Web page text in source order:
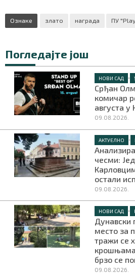
Ознаке злато награда ПУ
Погледајте још
НОВИ САД •
Срђан
комичар
августа у
09.08.2026.
АКТУЕЛНО •
чесми:
остали
09.08.2026.
НОВИ САД •
Дунавски
место за
тражи се
брзо се
09.08.2026.